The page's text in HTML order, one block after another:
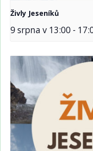
Živly Jeseníků
9 srpna v 13:00 -